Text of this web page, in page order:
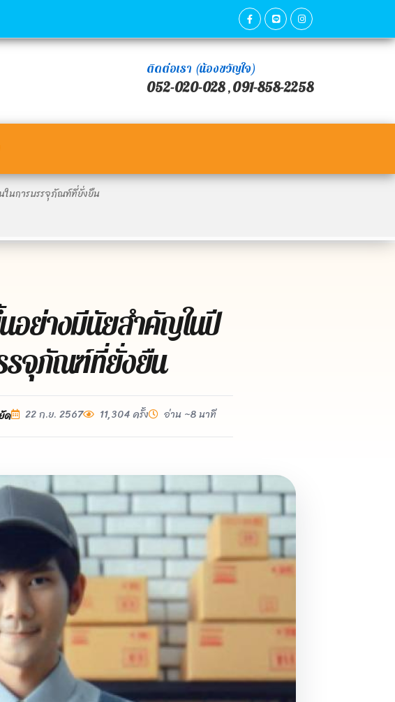
ติดต่อเรา (น้องขวัญใจ)
052-020-028,091-858-2258
ในการบรรจุภัณฑ์ที่ยั่งยืน
อย่างมีนัยสําคัญในปี
รจุภัณฑ์ที่ยั่งยืน
ด 22 ก.ย. 2567 11,304 ครั้ง อ่าน ~8 นาที